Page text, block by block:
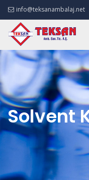
info@teksanambalaj.net
Solvent